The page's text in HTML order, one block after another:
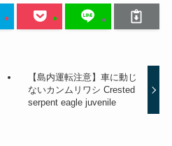
【島内運転注意】車に動じ
ないカンムリワシ Crested
serpent eagle juvenile